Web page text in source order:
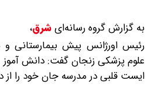
به گزارش گروه رسانه‌ایشرق،
رئیس اورژانس پیش بیمارستانی
ایست قلبی در مدرسه جان خود را